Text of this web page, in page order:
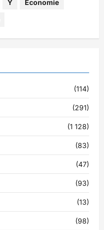
Y Économie
(114)
(291)
(1 128)
(83)
(47)
(93)
(13)
(98)